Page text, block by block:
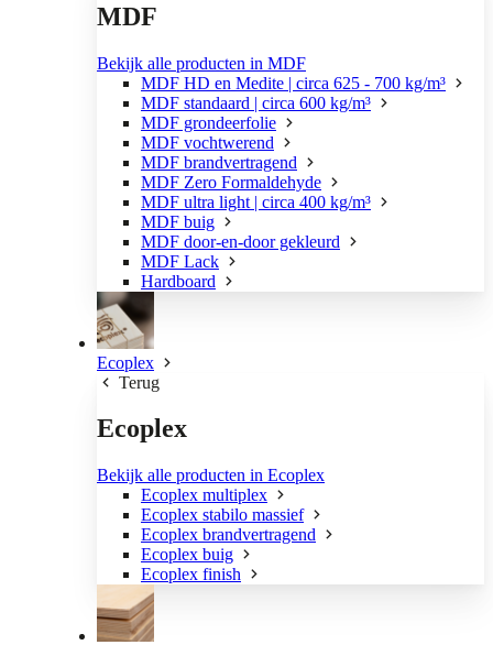
MDF
Bekijk alle producten in MDF
MDF HD en Medite | circa 625 - 700 kg/m³
MDF standaard | circa 600 kg/m³
MDF grondeerfolie
MDF vochtwerend
MDF brandvertragend
MDF Zero Formaldehyde
MDF ultra light | circa 400 kg/m³
MDF buig
MDF door-en-door gekleurd
MDF Lack
Hardboard
Ecoplex
Terug
Ecoplex
Bekijk alle producten in Ecoplex
Ecoplex multiplex
Ecoplex stabilo massief
Ecoplex brandvertragend
Ecoplex buig
Ecoplex finish